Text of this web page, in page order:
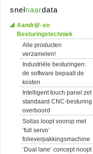
snelnaardata
Aandrijf- en
Besturingstechniek
Alle producten
verzamelen!
Industriële besturingen:
de software bepaalt de
kosten
Intelligent touch panel zet
standaard CNC-besturing
overboord
Sollas loopt voorop met
‘full servo’
folieverpakkingsmachine
‘Dual lane’ concept noopt